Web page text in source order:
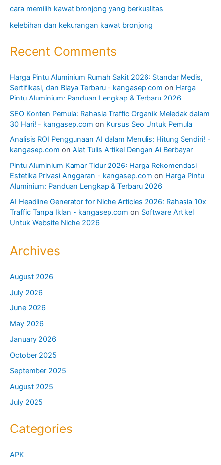
cara memilih kawat bronjong yang berkualitas
kelebihan dan kekurangan kawat bronjong
Recent Comments
Harga Pintu Aluminium Rumah Sakit 2026: Standar Medis,
Sertifikasi, dan Biaya Terbaru - kangasep.com on Harga
Pintu Aluminium: Panduan Lengkap & Terbaru 2026
SEO Konten Pemula: Rahasia Traffic Organik Meledak dalam
30 Hari! - kangasep.com on Kursus Seo Untuk Pemula
Analisis ROI Penggunaan AI dalam Menulis: Hitung Sendiri! -
kangasep.com on Alat Tulis Artikel Dengan Ai Berbayar
Pintu Aluminium Kamar Tidur 2026: Harga Rekomendasi
Estetika Privasi Anggaran - kangasep.com on Harga Pintu
Aluminium: Panduan Lengkap & Terbaru 2026
AI Headline Generator for Niche Articles 2026: Rahasia 10x
Traffic Tanpa Iklan - kangasep.com on Software Artikel
Untuk Website Niche 2026
Archives
August 2026
July 2026
June 2026
May 2026
January 2026
October 2025
September 2025
August 2025
July 2025
Categories
APK